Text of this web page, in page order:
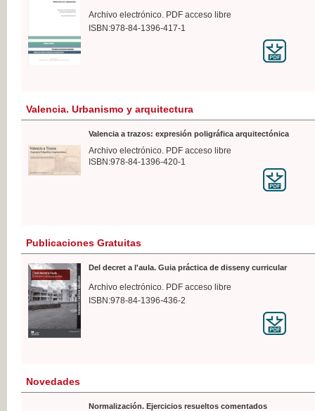
Archivo electrónico. PDF acceso libre
ISBN:978-84-1396-417-1
Valencia. Urbanismo y arquitectura
Valencia a trazos: expresión poligráfica arquitectónica
Archivo electrónico. PDF acceso libre
ISBN:978-84-1396-420-1
Publicaciones Gratuitas
Del decret a l'aula. Guia práctica de disseny curricular
Archivo electrónico. PDF acceso libre
ISBN:978-84-1396-436-2
Novedades
Normalización. Ejercicios resueltos comentados